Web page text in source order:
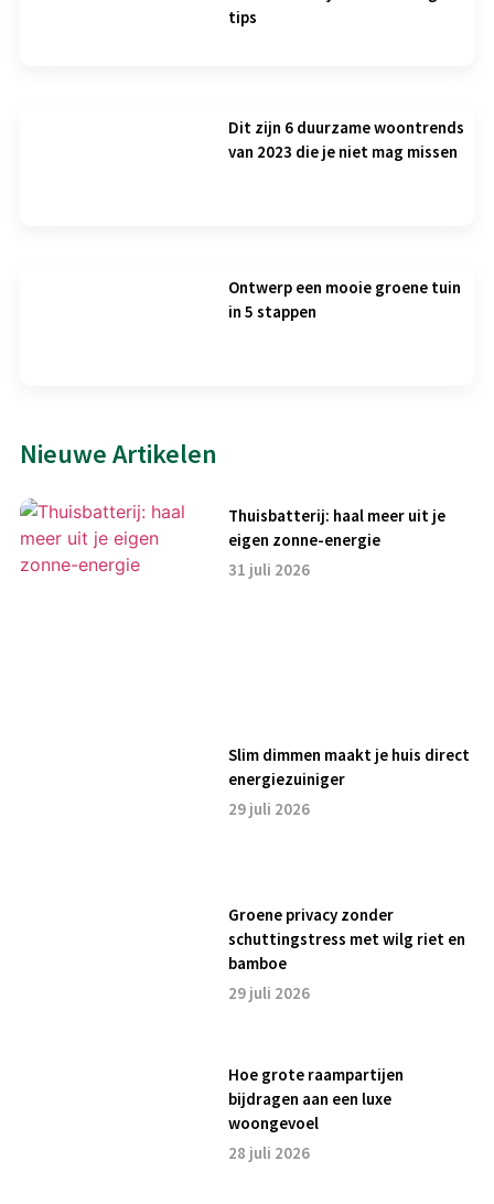
tips
Dit zijn 6 duurzame woontrends
van 2023 die je niet mag missen
Ontwerp een mooie groene tuin
in 5 stappen
Nieuwe Artikelen
Thuisbatterij: haal meer uit je
eigen zonne-energie
31 juli 2026
Slim dimmen maakt je huis direct
energiezuiniger
29 juli 2026
Groene privacy zonder
schuttingstress met wilg riet en
bamboe
29 juli 2026
Hoe grote raampartijen
bijdragen aan een luxe
woongevoel
28 juli 2026